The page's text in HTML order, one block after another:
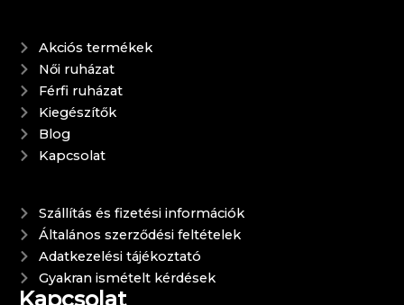
Akciós termékek
Női ruházat
Férfi ruházat
Kiegészítők
Blog
Kapcsolat
Szállítás és fizetési információk
Általános szerződési feltételek
Adatkezelési tájékoztató
Gyakran ismételt kérdések
Kapcsolat